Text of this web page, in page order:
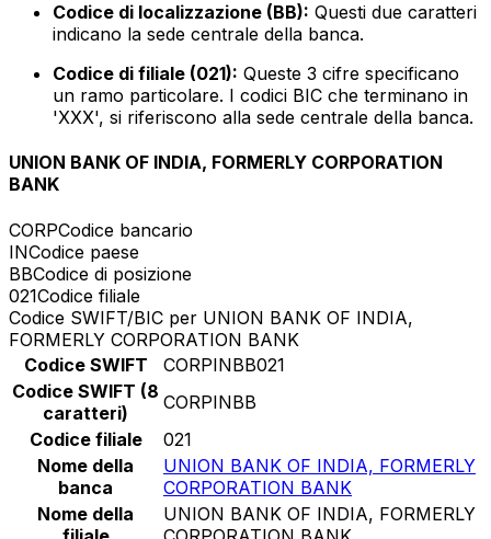
Codice di localizzazione (BB): Questi due caratteri
indicano la sede centrale della banca.
Codice di filiale (021): Queste 3 cifre specificano
un ramo particolare. I codici BIC che terminano in
'XXX', si riferiscono alla sede centrale della banca.
UNION BANK OF INDIA, FORMERLY CORPORATION
BANK
CORPCodice bancario
INCodice paese
BBCodice di posizione
021Codice filiale
Codice SWIFT/BIC per UNION BANK OF INDIA,
FORMERLY CORPORATION BANK
Codice SWIFT
CORPINBB021
Codice SWIFT (8
caratteri)
CORPINBB
Codice filiale
021
Nome della
banca
UNION BANK OF INDIA, FORMERLY
CORPORATION BANK
Nome della
UNION BANK OF INDIA, FORMERLY